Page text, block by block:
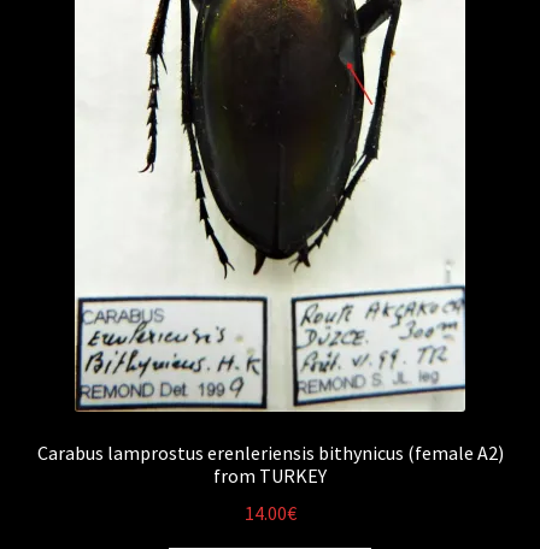
Carabus lamprostus erenleriensis bithynicus (female A2)
from TURKEY
14.00€